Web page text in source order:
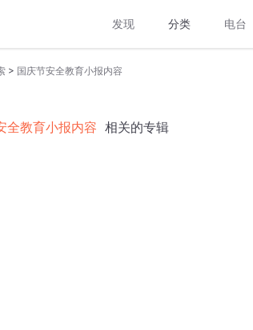
发现 分类 电台
> 国庆节安全教育小报内容
全教育小报内容 相关的专辑